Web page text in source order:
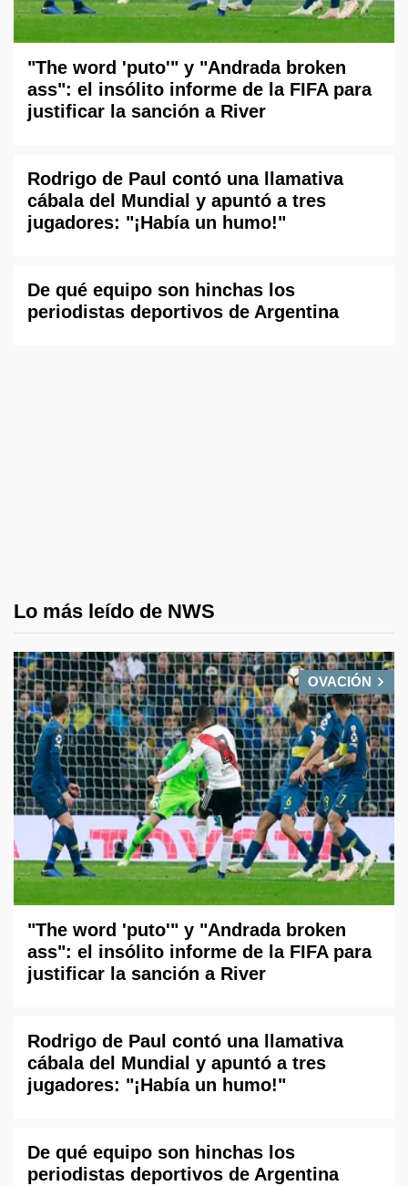
"The word 'puto'" y "Andrada broken
ass": el insólito informe de la FIFA para
justificar la sanción a River
Rodrigo de Paul contó una llamativa
cábala del Mundial y apuntó a tres
jugadores: "¡Había un humo!"
De qué equipo son hinchas los
periodistas deportivos de Argentina
Lo más leído de NWS
OVACIÓN
"The word 'puto'" y "Andrada broken
ass": el insólito informe de la FIFA para
justificar la sanción a River
Rodrigo de Paul contó una llamativa
cábala del Mundial y apuntó a tres
jugadores: "¡Había un humo!"
De qué equipo son hinchas los
periodistas deportivos de Argentina